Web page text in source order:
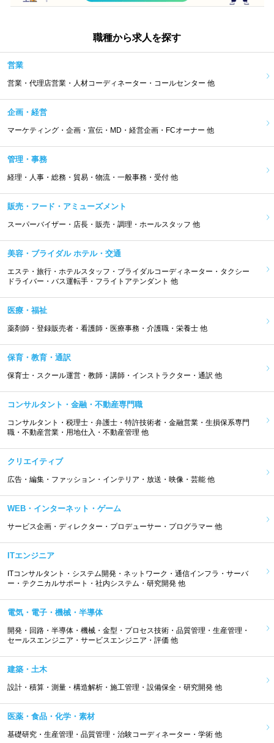
職種から求人を探す
営業
営業・代理店営業・人材コーディネーター・コールセンター 他
企画・経営
マーケティング・企画・宣伝・MD・経営企画・FCオーナー 他
管理・事務
経理・人事・総務・貿易・物流・一般事務・受付 他
販売・フード・アミューズメント
スーパーバイザー・店長・販売・調理・ホールスタッフ 他
美容・ブライダル ホテル・交通
エステ・旅行・ホテルスタッフ・ブライダルコーディネーター・タクシー
ドライバー・バス運転手・フライトアテンダント 他
医療・福祉
薬剤師・登録販売者・看護師・医療事務・介護職・栄養士 他
保育・教育・通訳
保育士・スクール運営・教師・講師・インストラクター・通訳 他
コンサルタント・金融・不動産専門職
コンサルタント・税理士・弁護士・特許技術者・金融営業・生損保系専門
職・不動産営業・用地仕入・不動産管理 他
クリエイティブ
広告・編集・ファッション・インテリア・放送・映像・芸能 他
WEB・インターネット・ゲーム
サービス企画・ディレクター・プロデューサー・プログラマー 他
ITエンジニア
ITコンサルタント・システム開発・ネットワーク・通信インフラ・サーバ
ー・テクニカルサポート・社内システム・研究開発 他
電気・電子・機械・半導体
開発・回路・半導体・機械・金型・プロセス技術・品質管理・生産管理・
セールスエンジニア・サービスエンジニア・評価 他
建築・土木
設計・積算・測量・構造解析・施工管理・設備保全・研究開発 他
医薬・食品・化学・素材
基礎研究・生産管理・品質管理・治験コーディネーター・学術 他